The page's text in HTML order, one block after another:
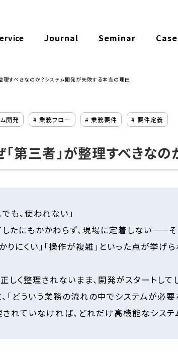
Journal Seminar
理すべきなのか？システム開発が失敗する本当の理由
開発 # 業務フロー # 業務要件 # 要件定義
「第三者」が整理すべきな
も、使われない」
たにもかかわらず、現場に定着しない——
りにくい」「操作が複雑」といった点が挙
しく整理されないまま、開発がスタートして
「どういう業務の流れの中でシステムが必要
ていなければ、どれだけ高機能なシステ